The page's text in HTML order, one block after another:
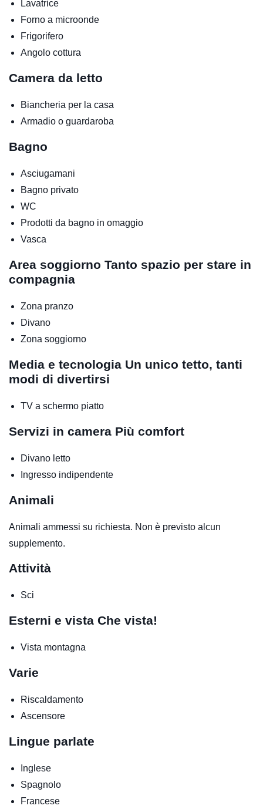
Lavatrice
Forno a microonde
Frigorifero
Angolo cottura
Camera da letto
Biancheria per la casa
Armadio o guardaroba
Bagno
Asciugamani
Bagno privato
WC
Prodotti da bagno in omaggio
Vasca
Area soggiorno Tanto spazio per stare in
compagnia
Zona pranzo
Divano
Zona soggiorno
Media e tecnologia Un unico tetto, tanti
modi di divertirsi
TV a schermo piatto
Servizi in camera Più comfort
Divano letto
Ingresso indipendente
Animali
Animali ammessi su richiesta. Non è previsto alcun
supplemento.
Attività
Sci
Esterni e vista Che vista!
Vista montagna
Varie
Riscaldamento
Ascensore
Lingue parlate
Inglese
Spagnolo
Francese